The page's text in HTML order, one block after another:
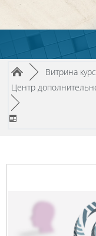
Путь к странице
/► Витрина
Центр
►